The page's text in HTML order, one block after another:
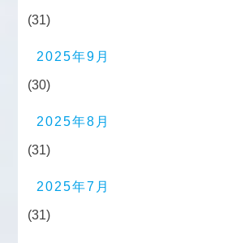
(31)
2025年9月
(30)
2025年8月
(31)
2025年7月
(31)